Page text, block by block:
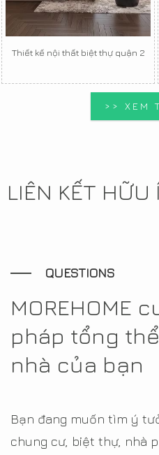
Thiết kế nội thất biệt thự quận 2
>> XEM
LIÊN KẾT HỮU
QUESTIONS
MOREHOME
pháp tổng
nhà của bạn
Bạn đang muốn tìm ý
chung cư, biệt thự, nhà